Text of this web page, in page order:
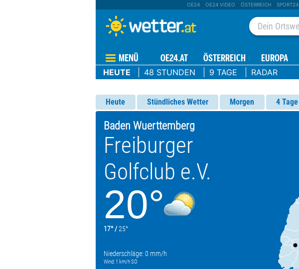
OE24 OE24 VIDEO ÖSTERREICH SPORT24
MENÜ OE24.AT ÖSTERREICH EUROPA
HEUTE 48 STUNDEN 9 TAGE RADAR
Heute Stündliches Wetter Morgen 4 Tage
Baden Wuerttemberg
Freiburger
Golfclub e.V.
20°
17° /25°
Niederschläge: 0 mm/h
Wind: 1 km/h SO